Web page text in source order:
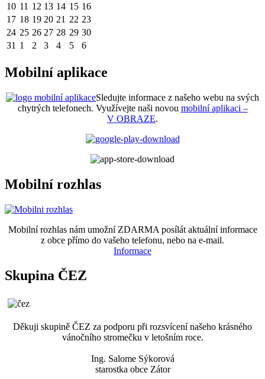
10 11 12 13 14 15 16
17 18 19 20 21 22 23
24 25 26 27 28 29 30
31 1 2 3 4 5 6
Mobilní aplikace
Sledujte informace z našeho webu na svých
chytrých telefonech. Využívejte naši novou mobilní aplikaci –
V OBRAZE.
Mobilní rozhlas
Mobilní rozhlas nám umožní ZDARMA posílát aktuální informace
z obce přímo do vašeho telefonu, nebo na e-mail.
Informace
Skupina ČEZ
Děkuji skupině ČEZ za podporu při rozsvícení našeho krásného
vánočního stromečku v letošním roce.
Ing. Salome Sýkorová
starostka obce Zátor